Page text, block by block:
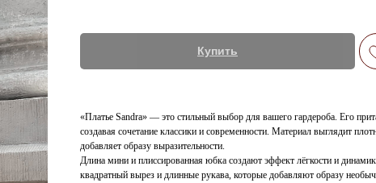
Купить
«Платье Sandra» — это стильный выбор для вашего гардероба. Его
создавая сочетание классики и современности. Материал выглядит
добавляет образу выразительности.
Длина мини и плиссированная юбка создают эффект лёгкости и
квадратный вырез и длинные рукава, которые добавляют образу